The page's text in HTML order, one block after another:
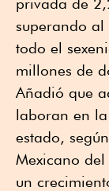
superando
todo el
millones de
Añadió que
laboran en
estado,
Mexicano
un